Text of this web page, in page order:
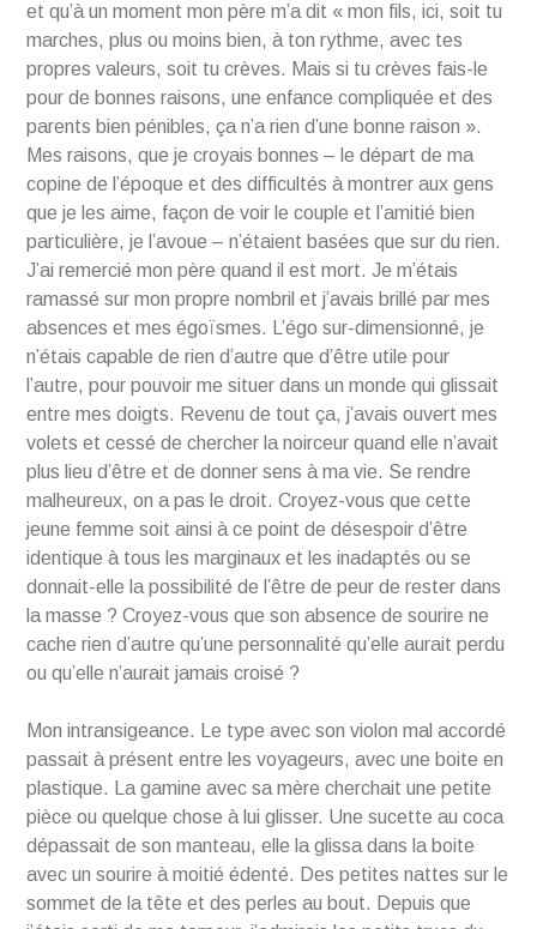
et qu’à un moment mon père m’a dit « mon fils, ici, soit tu
marches, plus ou moins bien, à ton rythme, avec tes
propres valeurs, soit tu crèves. Mais si tu crèves fais-le
pour de bonnes raisons, une enfance compliquée et des
parents bien pénibles, ça n’a rien d’une bonne raison ».
Mes raisons, que je croyais bonnes – le départ de ma
copine de l’époque et des difficultés à montrer aux gens
que je les aime, façon de voir le couple et l’amitié bien
particulière, je l’avoue – n’étaient basées que sur du rien.
J’ai remercié mon père quand il est mort. Je m’étais
ramassé sur mon propre nombril et j’avais brillé par mes
absences et mes égoïsmes. L’égo sur-dimensionné, je
n’étais capable de rien d’autre que d’être utile pour
l’autre, pour pouvoir me situer dans un monde qui glissait
entre mes doigts. Revenu de tout ça, j’avais ouvert mes
volets et cessé de chercher la noirceur quand elle n’avait
plus lieu d’être et de donner sens à ma vie. Se rendre
malheureux, on a pas le droit. Croyez-vous que cette
jeune femme soit ainsi à ce point de désespoir d’être
identique à tous les marginaux et les inadaptés ou se
donnait-elle la possibilité de l’être de peur de rester dans
la masse ? Croyez-vous que son absence de sourire ne
cache rien d’autre qu’une personnalité qu’elle aurait perdu
ou qu’elle n’aurait jamais croisé ?
Mon intransigeance. Le type avec son violon mal accordé
passait à présent entre les voyageurs, avec une boite en
plastique. La gamine avec sa mère cherchait une petite
pièce ou quelque chose à lui glisser. Une sucette au coca
dépassait de son manteau, elle la glissa dans la boite
avec un sourire à moitié édenté. Des petites nattes sur le
sommet de la tête et des perles au bout. Depuis que